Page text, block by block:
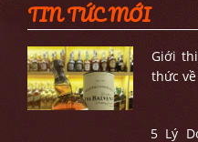
TIN TỨC MỚI
Giới
thức
5 Lý